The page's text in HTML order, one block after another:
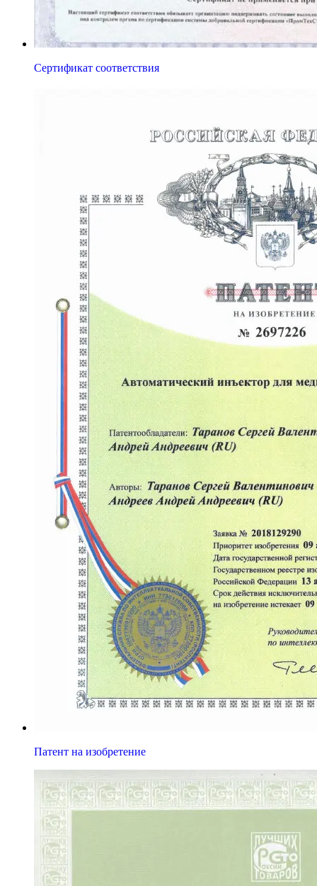
Сертификат соответствия
Патент на изобретение